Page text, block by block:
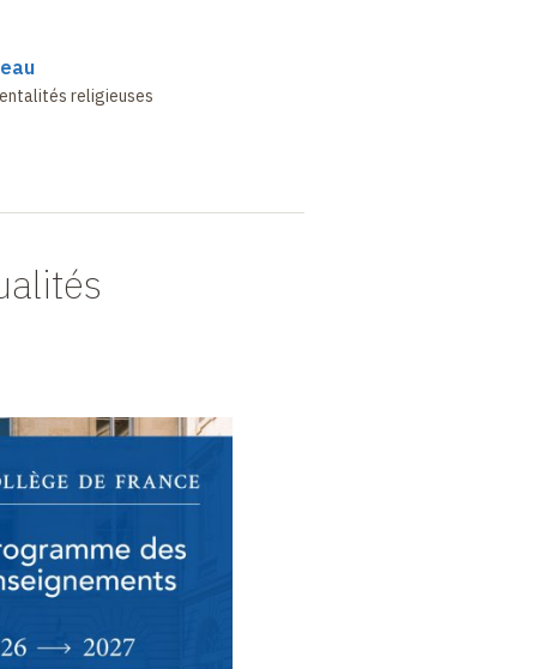
religieuses